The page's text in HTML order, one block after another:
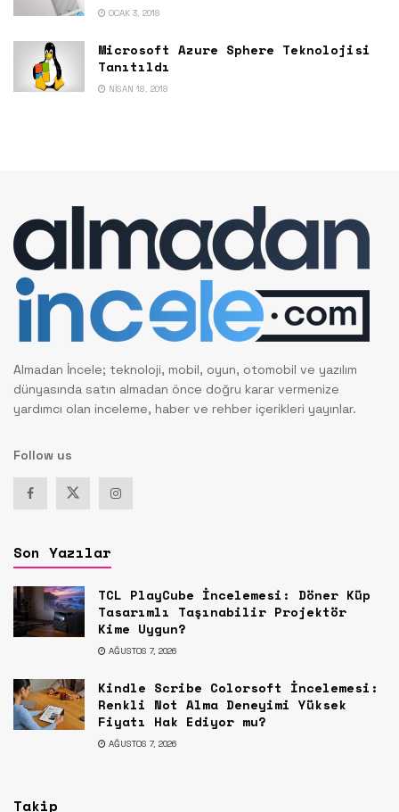
OCAK 3, 2018
Microsoft Azure Sphere Teknolojisi
Tanıtıldı
NISAN 18, 2018
Almadan İncele; teknoloji, mobil, oyun, otomobil ve yazılım
dünyasında satın almadan önce doğru karar vermenize
yardımcı olan inceleme, haber ve rehber içerikleri yayınlar.
Follow us
Son Yazılar
TCL PlayCube İncelemesi: Döner Küp
Tasarımlı Taşınabilir Projektör
Kime Uygun?
AĞUSTOS 7, 2026
Kindle Scribe Colorsoft İncelemesi:
Renkli Not Alma Deneyimi Yüksek
Fiyatı Hak Ediyor mu?
AĞUSTOS 7, 2026
Takip